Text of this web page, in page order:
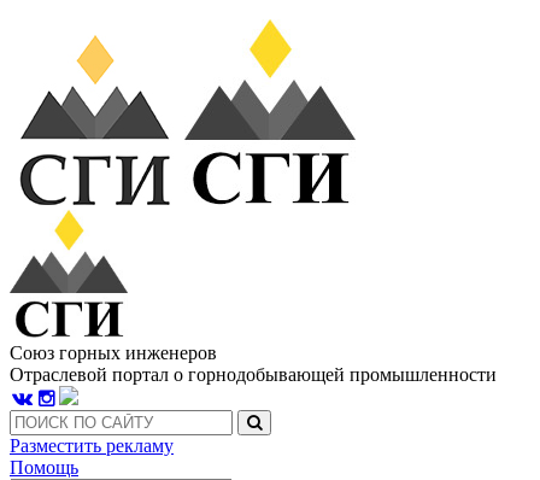
Союз горных инженеров
Отраслевой портал о горнодобывающей промышленности
Разместить рекламу
Помощь